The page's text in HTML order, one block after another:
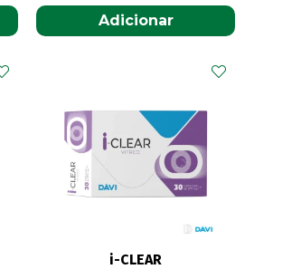
Adicionar
i-CLEAR